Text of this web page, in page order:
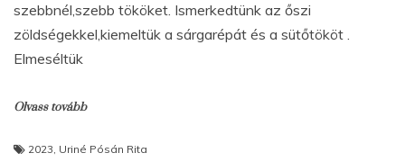
szebbnél,szebb tököket. Ismerkedtünk az őszi
zöldségekkel,kiemeltük a sárgarépát és a sütőtököt .
Elmeséltük
Olvass tovább
2023, Uriné Pósán Rita